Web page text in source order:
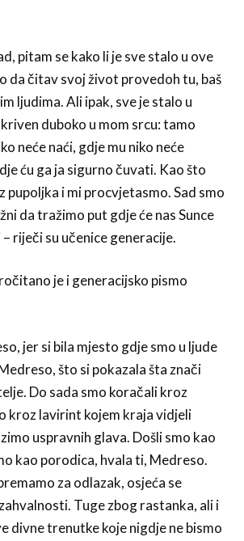
pitam se kako li je sve stalo u ove
da čitav svoj život provedoh tu, baš
ljudima. Ali ipak, sve je stalo u
duboko u mom srcu: tamo
neće naći, gdje mu niko neće
ću ga ja sigurno čuvati. Kao što
pupoljka i mi procvjetasmo. Sad smo
da tražimo put gdje će nas Sunce
riječi su učenice generacije.
je i generacijsko pismo
jer si bila mjesto gdje smo u ljude
što si pokazala šta znači
Do sada smo koračali kroz
kroz lavirint kojem kraja vidjeli
uspravnih glava. Došli smo kao
kao porodica, hvala ti, Medreso.
za odlazak, osjeća se
Tuge zbog rastanka, ali i
divne trenutke koje nigdje ne bismo